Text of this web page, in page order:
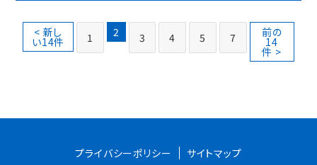
< 新し
い14件 1 2 3 4 5 7 前の
14
件 >
プライバシーポリシー
サイトマップ